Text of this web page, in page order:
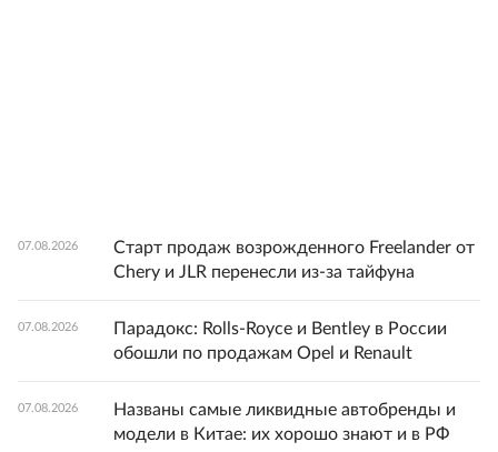
07.08.2026
Старт продаж возрожденного Freelander от
Chery и JLR перенесли из-за тайфуна
07.08.2026
Парадокс: Rolls-Royce и Bentley в России
обошли по продажам Opel и Renault
07.08.2026
Названы самые ликвидные автобренды и
модели в Китае: их хорошо знают и в РФ